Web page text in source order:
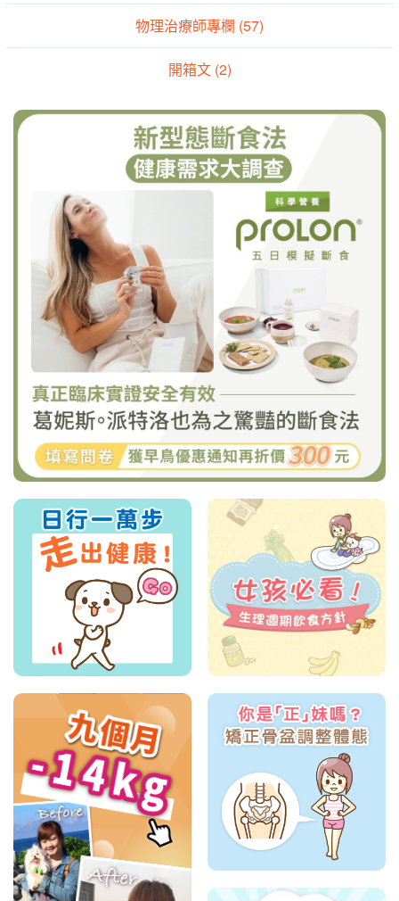
物理治療師專欄 (57)
開箱文 (2)